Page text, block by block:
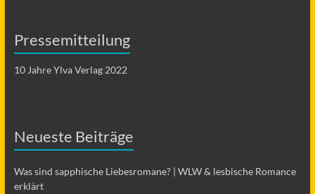
Pressemitteilung
10 Jahre Ylva Verlag 2022
Neueste Beiträge
Was sind sapphische Liebesromane? | WLW & lesbische Romance
erklärt